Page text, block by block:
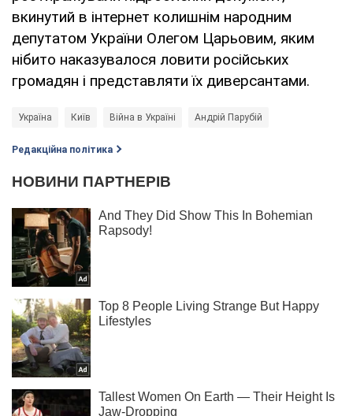
вкинутий в інтернет колишнім народним
депутатом України Олегом Царьовим, яким
нібито наказувалося ловити російських
громадян і представляти їх диверсантами.
Україна Київ Війна в Україні Андрій Парубій
Редакційна політика